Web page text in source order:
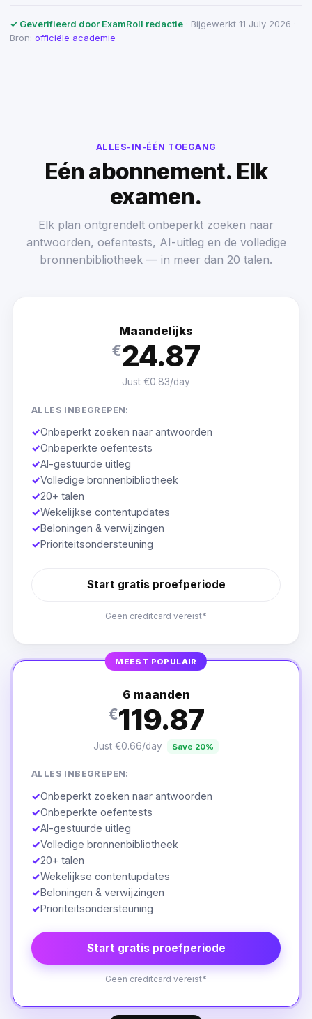
✓ Geverifieerd door ExamRoll redactie · Bijgewerkt 11 July 2026 ·
Bron: officiële academie
ALLES-IN-ÉÉN TOEGANG
Eén abonnement. Elk
examen.
Elk plan ontgrendelt onbeperkt zoeken naar
antwoorden, oefentests, AI-uitleg en de volledige
bronnenbibliotheek — in meer dan 20 talen.
Maandelijks
€24.87
Just €0.83/day
ALLES INBEGREPEN:
✓Onbeperkt zoeken naar antwoorden
✓Onbeperkte oefentests
✓AI-gestuurde uitleg
✓Volledige bronnenbibliotheek
✓20+ talen
✓Wekelijkse contentupdates
✓Beloningen & verwijzingen
✓Prioriteitsondersteuning
Start gratis proefperiode
Geen creditcard vereist*
MEEST POPULAIR
6 maanden
€119.87
Just €0.66/day Save 20%
ALLES INBEGREPEN:
✓Onbeperkt zoeken naar antwoorden
✓Onbeperkte oefentests
✓AI-gestuurde uitleg
✓Volledige bronnenbibliotheek
✓20+ talen
✓Wekelijkse contentupdates
✓Beloningen & verwijzingen
✓Prioriteitsondersteuning
Start gratis proefperiode
Geen creditcard vereist*